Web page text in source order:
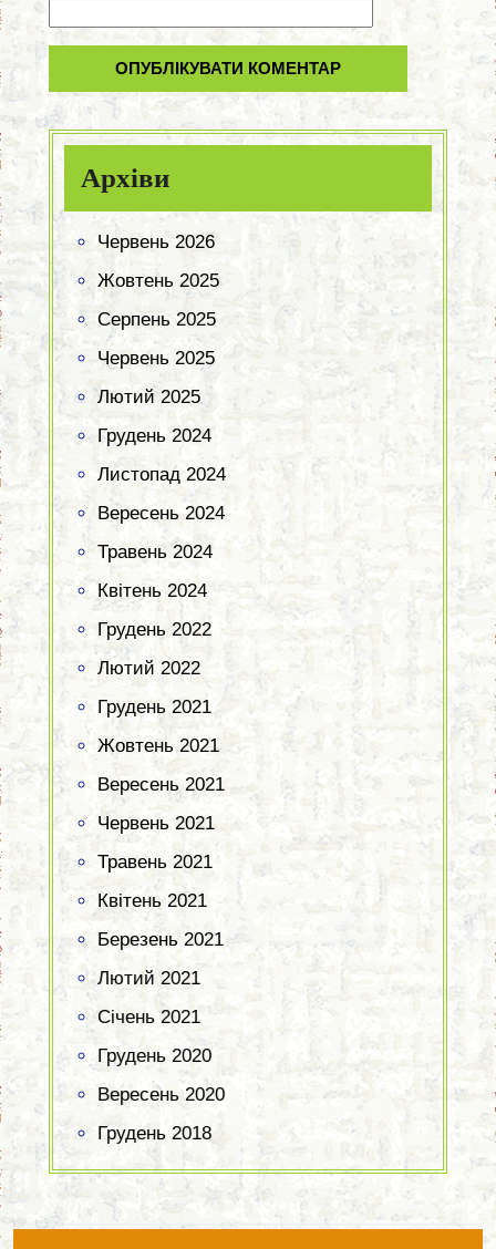
Архіви
Червень 2026
Жовтень 2025
Серпень 2025
Червень 2025
Лютий 2025
Грудень 2024
Листопад 2024
Вересень 2024
Травень 2024
Квітень 2024
Грудень 2022
Лютий 2022
Грудень 2021
Жовтень 2021
Вересень 2021
Червень 2021
Травень 2021
Квітень 2021
Березень 2021
Лютий 2021
Січень 2021
Грудень 2020
Вересень 2020
Грудень 2018